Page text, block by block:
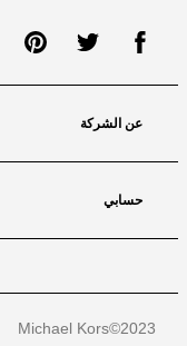
عن الشركة
حسابي
Michael Kors